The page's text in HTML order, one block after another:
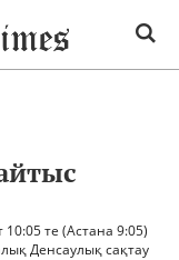
10:05 те (Астана 9:05)
Денсаулық сақтау